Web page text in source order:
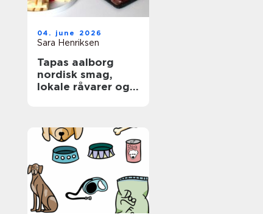
04. june 2026
Sara Henriksen
Tapas aalborg
nordisk smag,
lokale råvarer og